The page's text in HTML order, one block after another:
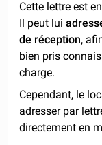
Cette lettre est
Il peut lui
de réception,
bien pris
charge.
Cependant, le
adresser par
directement en